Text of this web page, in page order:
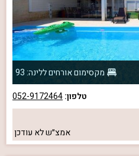
מקסימום אורחים ללינה: 93
טלפון:052-9172464
אמצ״שלא עודכן